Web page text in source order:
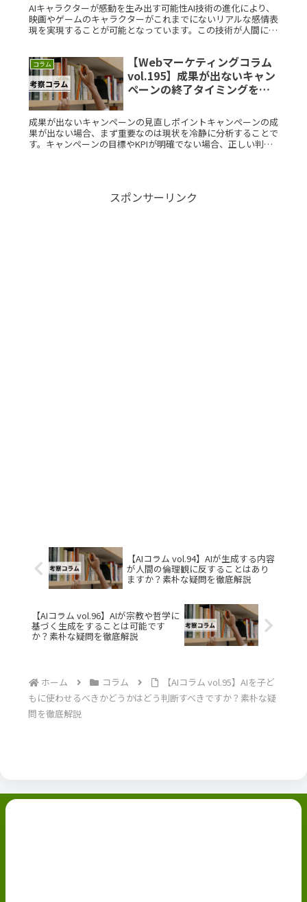
AIキャラクターが感動を生み出す可能性AI技術の進化により、
映画やゲームのキャラクターがこれまでにないリアルな感情表
現を実現することが可能となっています。この技術が人間に同
コラム
【Webマーケティングコラム
vol.195】成果が出ないキャン
ペーンの終了タイミングをど
な疑問を徹底解説
成果が出ないキャンペーンの見直しポイントキャンペーンの成
果が出ない場合、まず重要なのは現状を冷静に分析することで
す。キャンペーンの目標やKPIが明確でない場合、正しい判断
スポンサーリンク
【AIコラム vol.94】AIが生成する内容
が人間の倫理観に反することはあり
ますか？素朴な疑問を徹底解説
【AIコラム vol.96】AIが宗教や哲学に
基づく生成をすることは可能です
か？素朴な疑問を徹底解説
ホーム コラム
【AIコラム vol.95】AIを子ど
もに使わせるべきかどうかはどう判断すべきですか？素朴な疑
問を徹底解説